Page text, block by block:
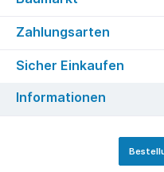
Zahlungsarten
Sicher Einkaufen
Informationen